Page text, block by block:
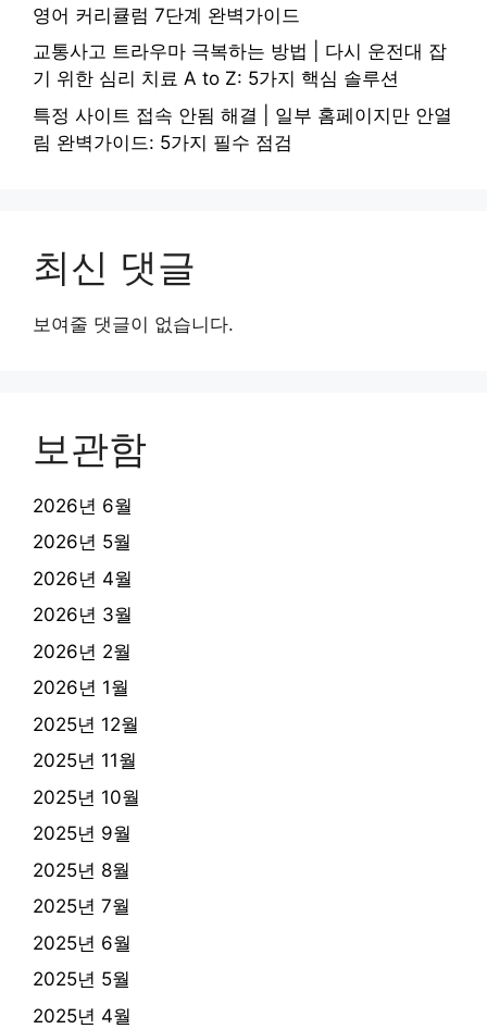
영어 커리큘럼 7단계 완벽가이드
교통사고 트라우마 극복하는 방법 | 다시 운전대 잡
기 위한 심리 치료 A to Z: 5가지 핵심 솔루션
특정 사이트 접속 안됨 해결 | 일부 홈페이지만 안열
림 완벽가이드: 5가지 필수 점검
최신 댓글
보여줄 댓글이 없습니다.
보관함
2026년 6월
2026년 5월
2026년 4월
2026년 3월
2026년 2월
2026년 1월
2025년 12월
2025년 11월
2025년 10월
2025년 9월
2025년 8월
2025년 7월
2025년 6월
2025년 5월
2025년 4월